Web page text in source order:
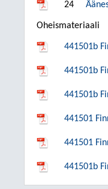
24
Oheismateriaali
441501b
441501b
441501b
441501
441501
441501b